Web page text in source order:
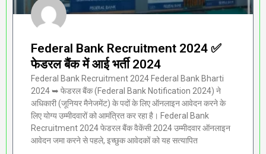
Federal Bank Recruitment 2024 ✅
फेडरल बैंक में आई भर्ती 2024
Federal Bank Recruitment 2024 Federal Bank Bharti
2024 ➥ फेडरल बैंक (Federal Bank Notification 2024) ने
अधिकारी (जूनियर मैनेजमेंट) के पदों के लिए ऑनलाइन आवेदन करने के
लिए योग्य उम्मीदवारों को आमंत्रित कर रहा है। Federal Bank
Recruitment 2024 फेडरल बैंक वैकेंसी 2024 उम्मीदवार ऑनलाइन
आवेदन जमा करने से पहले, इच्छुक आवेदकों को यह सत्यापित